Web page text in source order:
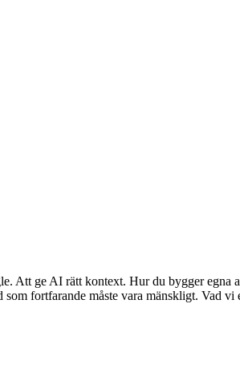
Att ge AI rätt kontext. Hur du bygger egna
fortfarande måste vara mänskligt. Vad